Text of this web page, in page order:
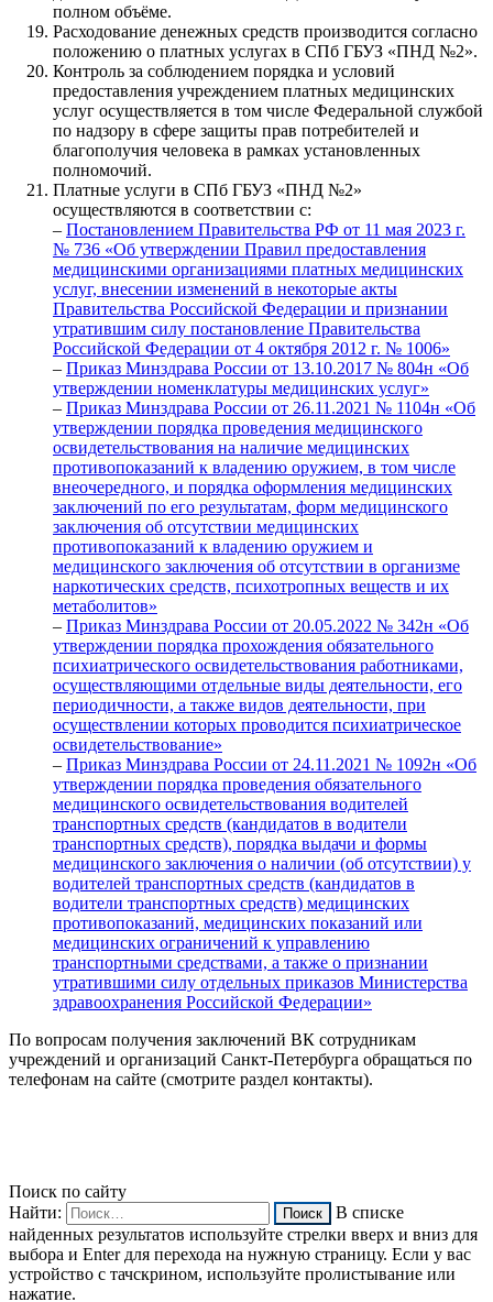
полном объёме.
Расходование денежных средств производится согласно
положению о платных услугах в СПб ГБУЗ «ПНД №2».
Контроль за соблюдением порядка и условий
предоставления учреждением платных медицинских
услуг осуществляется в том числе Федеральной службой
по надзору в сфере защиты прав потребителей и
благополучия человека в рамках установленных
полномочий.
Платные услуги в СПб ГБУЗ «ПНД №2»
осуществляются в соответствии с:
– Постановлением Правительства РФ от 11 мая 2023 г.
№ 736 «Об утверждении Правил предоставления
медицинскими организациями платных медицинских
услуг, внесении изменений в некоторые акты
Правительства Российской Федерации и признании
утратившим силу постановление Правительства
Российской Федерации от 4 октября 2012 г. № 1006»
– Приказ Минздрава России от 13.10.2017 № 804н «Об
утверждении номенклатуры медицинских услуг»
– Приказ Минздрава России от 26.11.2021 № 1104н «Об
утверждении порядка проведения медицинского
освидетельствования на наличие медицинских
противопоказаний к владению оружием, в том числе
внеочередного, и порядка оформления медицинских
заключений по его результатам, форм медицинского
заключения об отсутствии медицинских
противопоказаний к владению оружием и
медицинского заключения об отсутствии в организме
наркотических средств, психотропных веществ и их
метаболитов»
– Приказ Минздрава России от 20.05.2022 № 342н «Об
утверждении порядка прохождения обязательного
психиатрического освидетельствования работниками,
осуществляющими отдельные виды деятельности, его
периодичности, а также видов деятельности, при
осуществлении которых проводится психиатрическое
освидетельствование»
– Приказ Минздрава России от 24.11.2021 № 1092н «Об
утверждении порядка проведения обязательного
медицинского освидетельствования водителей
транспортных средств (кандидатов в водители
транспортных средств), порядка выдачи и формы
медицинского заключения о наличии (об отсутствии) у
водителей транспортных средств (кандидатов в
водители транспортных средств) медицинских
противопоказаний, медицинских показаний или
медицинских ограничений к управлению
транспортными средствами, а также о признании
утратившими силу отдельных приказов Министерства
здравоохранения Российской Федерации»
По вопросам получения заключений ВК сотрудникам
учреждений и организаций Санкт-Петербурга обращаться по
телефонам на сайте (смотрите раздел контакты).
Поиск по сайту
Найти:
В списке
найденных результатов используйте стрелки вверх и вниз для
выбора и Enter для перехода на нужную страницу. Если у вас
устройство с тачскрином, используйте пролистывание или
нажатие.